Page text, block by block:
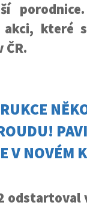
akci, které
ČR.
V NOVÉM
odstartoval